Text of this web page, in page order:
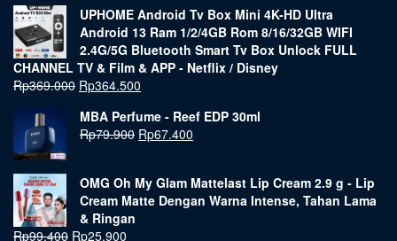
UPHOME Android Tv Box Mini 4K-HD Ultra
Android 13 Ram 1/2/4GB Rom 8/16/32GB WIFI
2.4G/5G Bluetooth Smart Tv Box Unlock FULL
CHANNEL TV & Film & APP - Netflix / Disney
Rp369.000 Rp364.500
MBA Perfume - Reef EDP 30ml
Rp79.900 Rp67.400
OMG Oh My Glam Mattelast Lip Cream 2.9 g - Lip
Cream Matte Dengan Warna Intense, Tahan Lama
& Ringan
Rp99.400 Rp25.900